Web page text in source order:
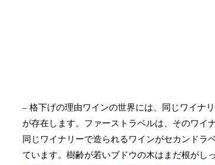
– 格下げの理由ワインの世界には、同じワイナリ
が存在します。ファーストラベルは、そのワイ
同じワイナリーで造られるワインがセカンドラ
ています。樹齢が若いブドウの木はまだ根がし